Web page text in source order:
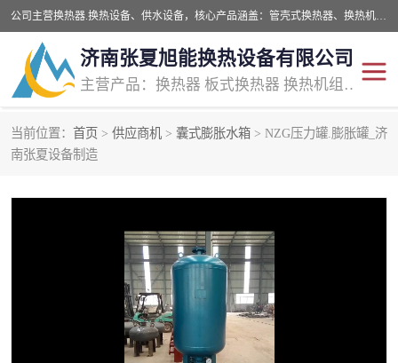
公司主营换热器.换热设备、供水设备，核心产品涵盖：管壳式换热器、换热机组、不锈钢组合式水箱、水处理设备等，提供非标设备集生产、销售、安装一体化服务，可满足全国酒店、学校、医院、商业综合体、工业项目等多场景换热与供水需求。
济南张夏旭能换热设备有限公司
主营产品：换热器 板式换热器 换热机组 供水设备 水处理设备
当前位置： 首页 > 供应商机 > 囊式膨胀水箱 > NZG压力罐.膨胀罐_济
南张夏设备制造
管壳式换热器
汽水换热机组 板式换热设备
定压补水装置
水处理器设备
锅炉辅机设备